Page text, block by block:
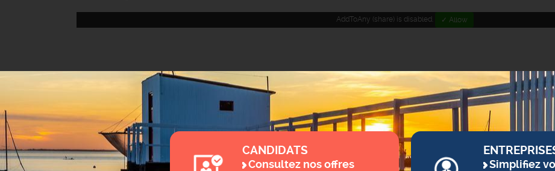
AddToAny (share) is disabled. ✓ Allow
CANDIDATS
Consultez nos offres
Simplifiez